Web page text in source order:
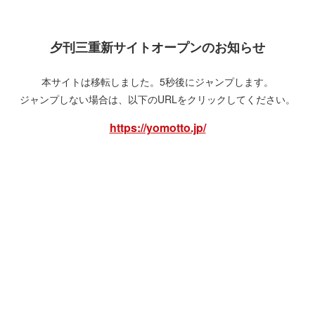
夕刊三重新サイトオープンのお知らせ
本サイトは移転しました。5秒後にジャンプします。
ジャンプしない場合は、以下のURLをクリックしてください。
https://yomotto.jp/